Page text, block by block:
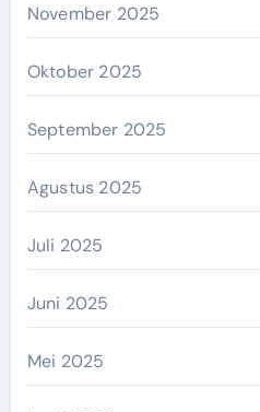
November 2025
Oktober 2025
September 2025
Agustus 2025
Juli 2025
Juni 2025
Mei 2025